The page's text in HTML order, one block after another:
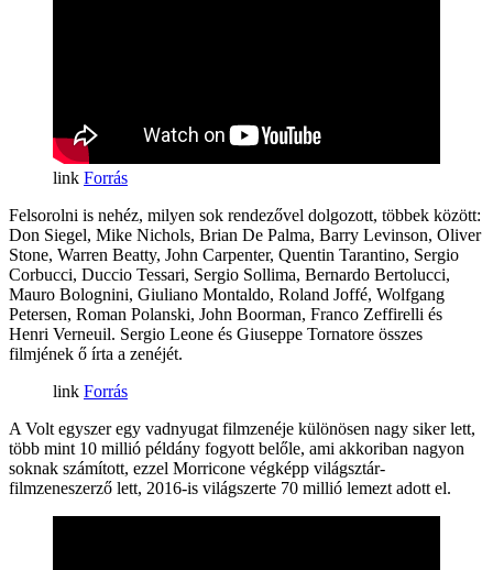
Forrás
Felsorolni is nehéz, milyen sok rendezővel dolgozott, többek között:
Don Siegel, Mike Nichols, Brian De Palma, Barry Levinson, Oliver
Stone, Warren Beatty, John Carpenter, Quentin Tarantino, Sergio
Corbucci, Duccio Tessari, Sergio Sollima, Bernardo Bertolucci,
Mauro Bolognini, Giuliano Montaldo, Roland Joffé, Wolfgang
Petersen, Roman Polanski, John Boorman, Franco Zeffirelli és
Henri Verneuil. Sergio Leone és Giuseppe Tornatore összes
filmjének ő írta a zenéjét.
Forrás
A Volt egyszer egy vadnyugat filmzenéje különösen nagy siker lett,
több mint 10 millió példány fogyott belőle, ami akkoriban nagyon
soknak számított, ezzel Morricone végképp világsztár-
filmzeneszerző lett, 2016-is világszerte 70 millió lemezt adott el.